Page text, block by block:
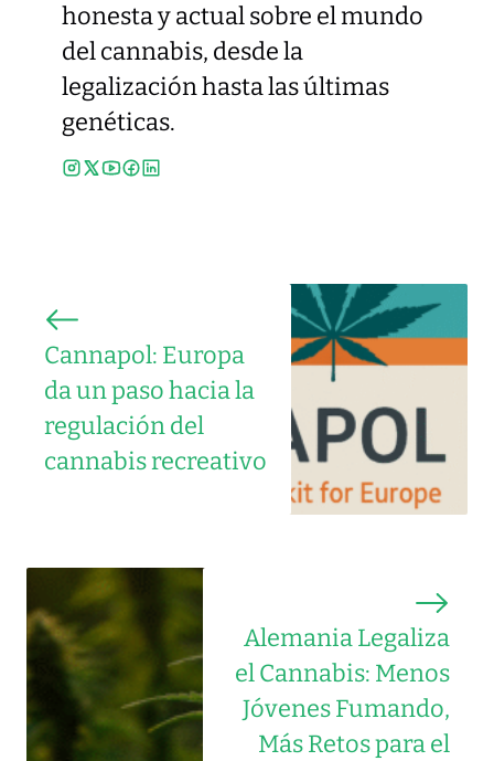
honesta y actual sobre el mundo
del cannabis, desde la
legalización hasta las últimas
genéticas.
Cannapol: Europa
da un paso hacia la
regulación del
cannabis recreativo
Alemania Legaliza
el Cannabis: Menos
Jóvenes Fumando,
Más Retos para el